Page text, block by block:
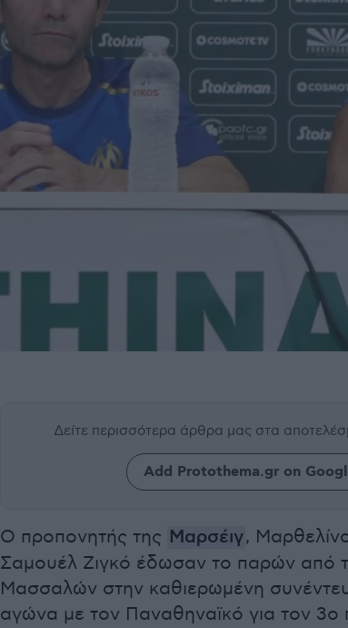
Δείτε περισσότερα άρθρα μας στα
Add Protothema.gr on
Ο προπονητής της Μαρσέιγ,
Σαμουέλ Ζιγκό έδωσαν το παρών από
Μασσαλών στην καθιερωμένη
αγώνα με τον Παναθηναϊκό για τον 3ο